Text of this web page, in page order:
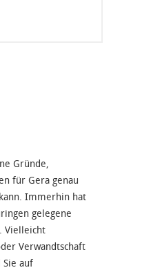
Gründe,
für Gera genau
Immerhin hat
gelegene
Vielleicht
Verwandtschaft
Sie auf